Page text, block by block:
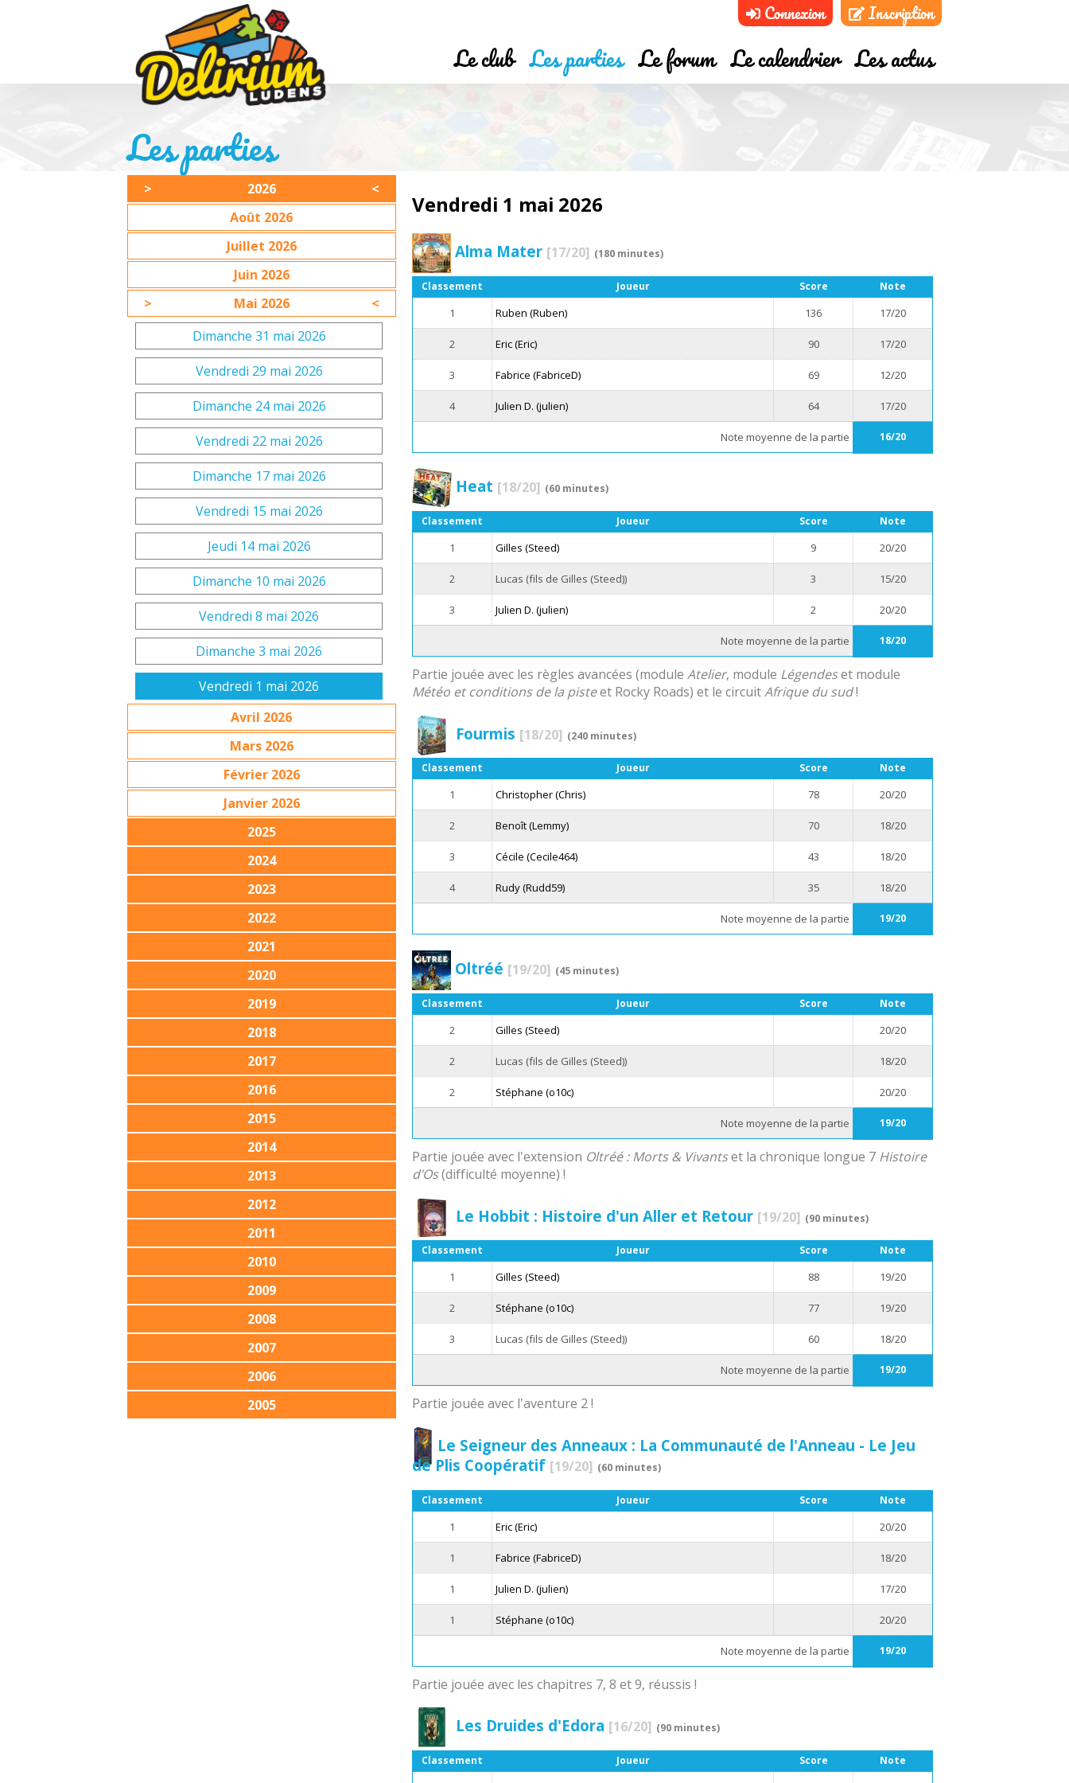
Les parties
2026
Août 2026
Juillet 2026
Juin 2026
Mai 2026
Dimanche 31 mai 2026
Vendredi 29 mai 2026
Dimanche 24 mai 2026
Vendredi 22 mai 2026
Dimanche 17 mai 2026
Vendredi 15 mai 2026
Jeudi 14 mai 2026
Dimanche 10 mai 2026
Vendredi 8 mai 2026
Dimanche 3 mai 2026
Vendredi 1 mai 2026
Avril 2026
Mars 2026
Février 2026
Janvier 2026
2025
2024
2023
2022
2021
2020
2019
2018
2017
2016
2015
2014
2013
2012
2011
2010
2009
2008
2007
2006
2005
Vendredi 1 mai 2026
Alma Mater [17/20] (180 minutes)
Classement Joueur Score Note
1 Ruben (Ruben) 136 17/20
2 Eric (Eric) 90 17/20
3 Fabrice (FabriceD) 69 12/20
4 Julien D. (julien) 64 17/20
Note moyenne de la partie 16/20
Heat [18/20] (60 minutes)
Classement Joueur Score Note
1 Gilles (Steed) 9 20/20
2 Lucas (fils de Gilles (Steed)) 3 15/20
3 Julien D. (julien) 2 20/20
Note moyenne de la partie 18/20
Partie jouée avec les règles avancées (module Atelier, module Légendeset module
Météo et conditions de la pisteet Rocky Roads) et le circuitAfrique du sud!
Fourmis [18/20] (240 minutes)
Classement Joueur Score Note
1 Christopher (Chris) 78 20/20
2 Benoît (Lemmy) 70 18/20
3 Cécile (Cecile464) 43 18/20
4 Rudy (Rudd59) 35 18/20
Note moyenne de la partie 19/20
Oltréé [19/20] (45 minutes)
Classement Joueur Score Note
2 Gilles (Steed) 20/20
2 Lucas (fils de Gilles (Steed)) 18/20
2 Stéphane (o10c) 20/20
Note moyenne de la partie 19/20
Partie jouée avec l'extension Oltréé : Morts & Vivantset la chronique longue 7 Histoire
d’Os(difficulté moyenne) !
Le Hobbit : Histoire d'un Aller et Retour [19/20] (90 minutes)
Classement Joueur Score Note
1 Gilles (Steed) 88 19/20
2 Stéphane (o10c) 77 19/20
3 Lucas (fils de Gilles (Steed)) 60 18/20
Note moyenne de la partie 19/20
Partie jouée avec l'aventure 2 !
Le Seigneur des Anneaux : La Communauté de l'Anneau - Le Jeu
de Plis Coopératif [19/20] (60 minutes)
Classement Joueur Score Note
1 Eric (Eric) 20/20
1 Fabrice (FabriceD) 18/20
1 Julien D. (julien) 17/20
1 Stéphane (o10c) 20/20
Note moyenne de la partie 19/20
Partie jouée avec les chapitres 7, 8 et 9, réussis !
Les Druides d'Edora [16/20] (90 minutes)
Classement Joueur Score Note
Connexion Inscription
Le club Les parties Le forum Le calendrier Les actus